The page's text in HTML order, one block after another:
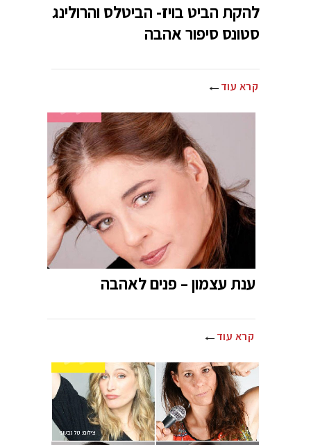
להקת הביט בויז- הביטלס והרולינג
סטונס סיפור אהבה
קרא עוד
ענת עצמון – פנים לאהבה
קרא עוד